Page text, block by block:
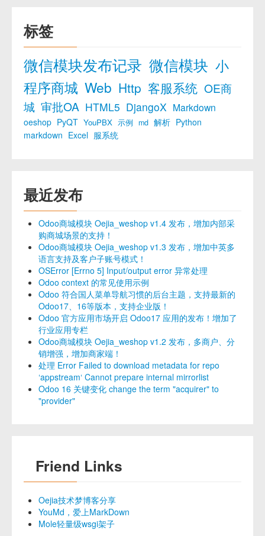
标签
微信模块发布记录 微信模块 小
程序商城 Web Http 客服系统 OE商
城 审批OA HTML5 DjangoX Markdown
oeshop PyQT YouPBX 示例 md 解析 Python
markdown Excel 服系统
最近发布
Odoo商城模块 Oejia_weshop v1.4 发布，增加内部采
购商城场景的支持！
Odoo商城模块 Oejia_weshop v1.3 发布，增加中英多
语言支持及客户子账号模式！
OSError [Errno 5] Input/output error 异常处理
Odoo context 的常见使用示例
Odoo 符合国人菜单导航习惯的后台主题，支持最新的
Odoo17、16等版本，支持企业版！
Odoo 官方应用市场开启 Odoo17 应用的发布！增加了
行业应用专栏
Odoo商城模块 Oejia_weshop v1.2 发布，多商户、分
销增强，增加商家端！
处理 Error Failed to download metadata for repo
‘appstream‘ Cannot prepare internal mirrorlist
Odoo 16 关键变化 change the term "acquirer" to
"provider"
Friend Links
Oejia技术梦博客分享
YouMd，爱上MarkDown
Mole轻量级wsgi架子